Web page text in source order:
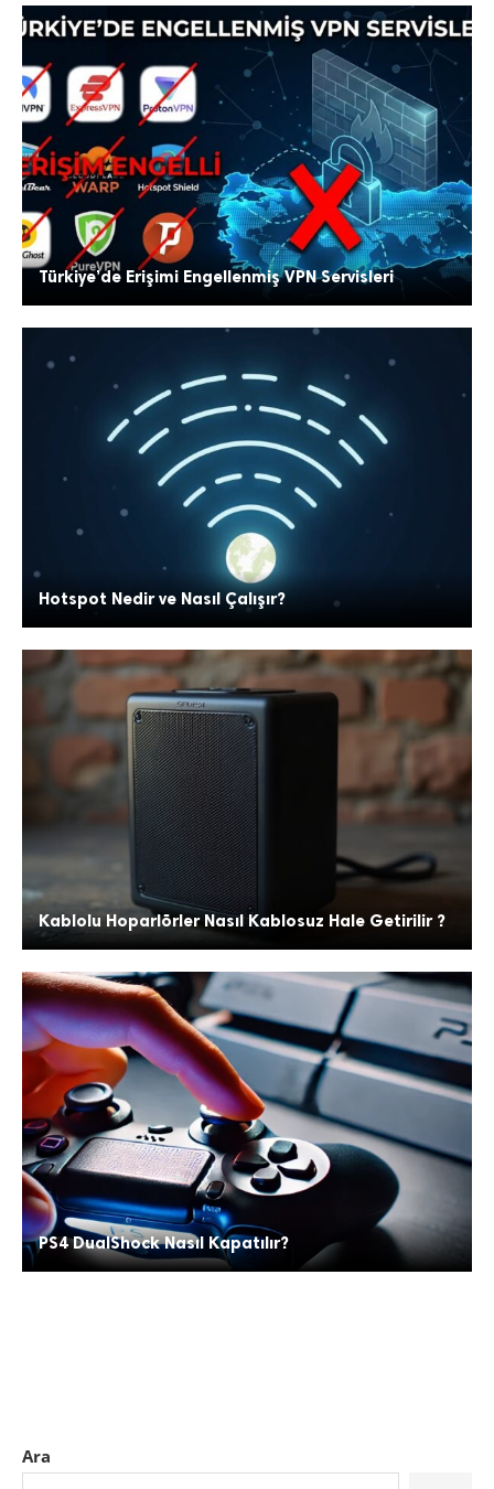
Türkiye’de Erişimi Engellenmiş VPN Servisleri
Hotspot Nedir ve Nasıl Çalışır?
Kablolu Hoparlörler Nasıl Kablosuz Hale Getirilir ?
PS4 DualShock Nasıl Kapatılır?
Ara